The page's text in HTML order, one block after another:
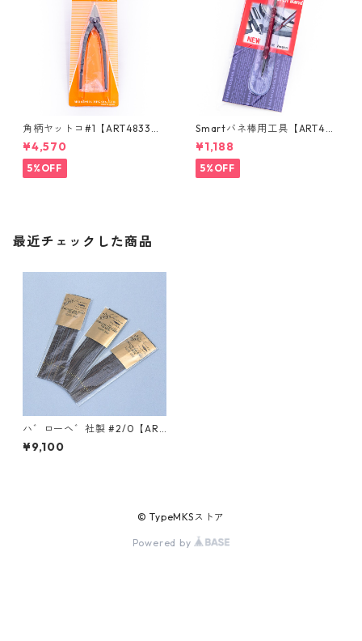
角柄ヤットコ#1【ART4833
0】
¥4,570
5%OFF
Smartバネ棒用工具【ART46
010】
¥1,188
5%OFF
最近チェックした商品
ハ゛ローヘ゛社製 #2/0【ART
44112】
¥9,100
© TypeMKSストア
Powered by